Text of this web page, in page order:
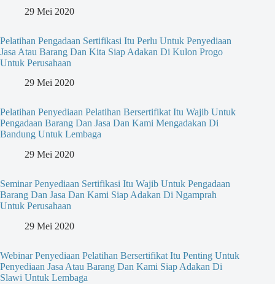
29 Mei 2020
Pelatihan Pengadaan Sertifikasi Itu Perlu Untuk Penyediaan
Jasa Atau Barang Dan Kita Siap Adakan Di Kulon Progo
Untuk Perusahaan
29 Mei 2020
Pelatihan Penyediaan Pelatihan Bersertifikat Itu Wajib Untuk
Pengadaan Barang Dan Jasa Dan Kami Mengadakan Di
Bandung Untuk Lembaga
29 Mei 2020
Seminar Penyediaan Sertifikasi Itu Wajib Untuk Pengadaan
Barang Dan Jasa Dan Kami Siap Adakan Di Ngamprah
Untuk Perusahaan
29 Mei 2020
Webinar Penyediaan Pelatihan Bersertifikat Itu Penting Untuk
Penyediaan Jasa Atau Barang Dan Kami Siap Adakan Di
Slawi Untuk Lembaga